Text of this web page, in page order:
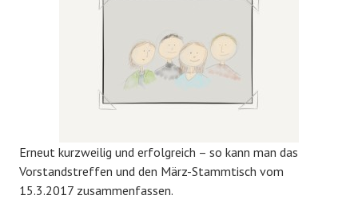
Erneut kurzweilig und erfolgreich – so kann man das
Vorstandstreffen und den März-Stammtisch vom
15.3.2017 zusammenfassen.